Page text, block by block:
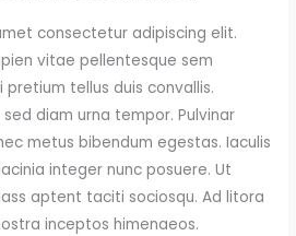
consectetur adipiscing elit.
vitae pellentesque sem
pretium tellus duis convallis.
diam urna tempor. Pulvinar
metus bibendum egestas. Iaculis
integer nunc posuere. Ut
aptent taciti sociosqu. Ad litora
inceptos himenaeos.